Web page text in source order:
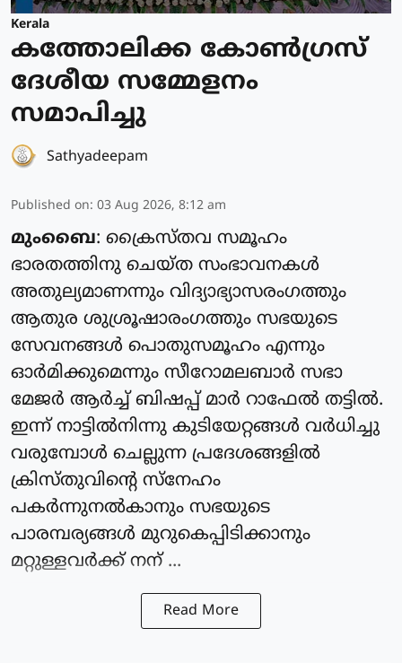
Kerala
കത്തോലിക്ക കോൺഗ്രസ്
ദേശീയ സമ്മേളനം
സമാപിച്ചു
Sathyadeepam
Published on: 03 Aug 2026, 8:12 am
മുംബൈ: ക്രൈസ്‌തവ സമൂഹം
ഭാരതത്തിനു ചെയ്‌ത സംഭാവനകൾ
അതുല്യമാണന്നും വിദ്യാഭ്യാസരംഗത്തും
ആതുര ശുശ്രൂഷാരംഗത്തും സഭയുടെ
സേവനങ്ങൾ പൊതുസമൂഹം എന്നും
ഓർമിക്കുമെന്നും സീറോമലബാർ സഭാ
മേജർ ആർച്ച് ബിഷപ്പ് മാർ റാഫേൽ തട്ടിൽ.
ഇന്ന് നാട്ടിൽനിന്നു കുടിയേറ്റങ്ങൾ വർധിച്ചു
വരുമ്പോൾ ചെല്ലുന്ന പ്രദേശങ്ങളിൽ
ക്രിസ്തു‌വിൻ്റെ സ്നേഹം
പകർന്നുനൽകാനും സഭയുടെ
പാരമ്പര്യങ്ങൾ മുറുകെപ്പിടിക്കാനും
മറ്റുള്ളവർക്ക് നന് ...
Read More